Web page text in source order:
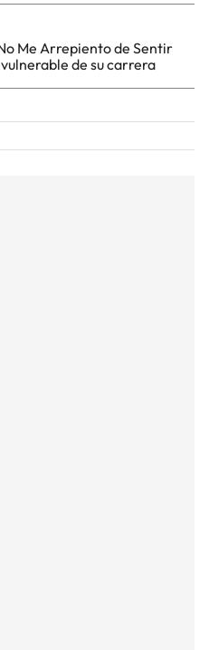
Me Arrepiento de Sentir
de su carrera